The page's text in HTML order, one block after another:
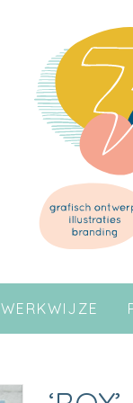
WERKWIJZE